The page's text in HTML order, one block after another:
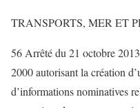
TRANSPORTS, MER ET
56 Arrêté du 21 octobre
2000 autorisant la création
d’informations nominatives